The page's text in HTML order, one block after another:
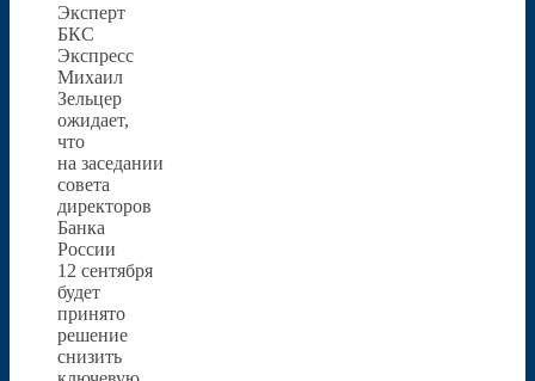
Эксперт
БКС
Экспресс
Михаил
Зельцер
ожидает,
что
на заседании
совета
директоров
Банка
России
12 сентября
будет
принято
решение
снизить